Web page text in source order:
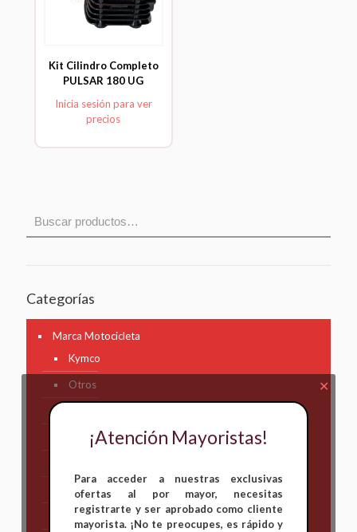
Kit Cilindro Completo
PULSAR 180 UG
Inicia sesión para ver
precios
Categorías
Marca Motocicleta
Kymco
Otros
Honda
KAWASAKI
✕
¡Atención Mayoristas!
Para acceder a nuestras exclusivas
ofertas al por mayor, necesitas
registrarte y ser aprobado como cliente
mayorista. ¡No te preocupes, es rápido y